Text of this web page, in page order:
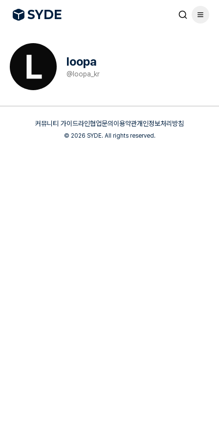
SYDE
loopa
@ loopa_kr
커뮤니티 가이드라인협업문의 이용약관개인정보처리방침
© 2026 SYDE. All rights reserved.